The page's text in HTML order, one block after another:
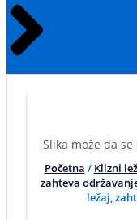
Slika može da
Početna / Klizni
zahteva
ležaj,